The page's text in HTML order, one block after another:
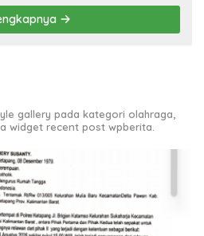
gallery pada kategori olahraga,
widget recent post wpberita.